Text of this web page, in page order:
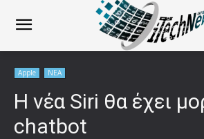
Apple ΝΕΑ
Η νέα Siri θα έχει
chatbot